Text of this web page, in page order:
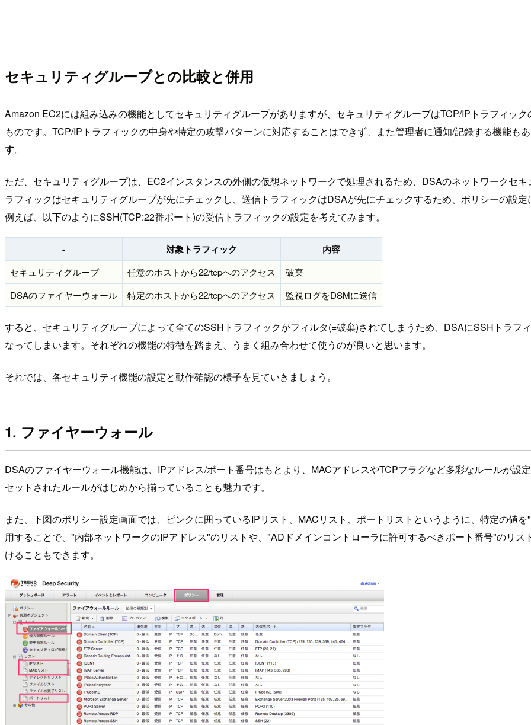
セキュリティグループとの比較と併用
Amazon EC2には組み込みの機能としてセキュリティグループがありますが、セキュリティグループはTCP/IPトラフィッ
ものです。TCP/IPトラフィックの中身や特定の攻撃パターンに対応することはできず、また管理者に通知/記録する機能も
す。
ただ、セキュリティグループは、EC2インスタンスの外側の仮想ネットワークで処理されるため、DSAのネットワークセ
ラフィックはセキュリティグループが先にチェックし、送信トラフィックはDSAが先にチェックするため、ポリシーの設
例えば、以下のようにSSH(TCP:22番ポート)の受信トラフィックの設定を考えてみます。
- 対象トラフィック 内容
セキュリティグループ 任意のホストから22/tcpへのアクセス
破棄
DSAのファイヤーウォール
特定のホストから22/tcpへのアクセス 監視ログをDSMに送信
すると、セキュリティグループによって全てのSSHトラフィックがフィルタ(=破棄)されてしまうため、DSAにSSHトラフ
なってしまいます。それぞれの機能の特徴を踏まえ、うまく組み合わせて使うのが良いと思います。
それでは、各セキュリティ機能の設定と動作確認の様子を見ていきましょう。
1. ファイヤーウォール
DSAのファイヤーウォール機能は、IPアドレス/ポート番号はもとより、MACアドレスやTCPフラグなど多彩なルールが設
セットされたルールがはじめから揃っていることも魅力です。
また、下図のポリシー設定画面では、ピンクに囲っているIPリスト、MACリスト、ポートリストというように、特定の値
用することで、"内部ネットワークのIPアドレス"のリストや、"ADドメインコントローラに許可するべきポート番号"のリ
けることもできます。